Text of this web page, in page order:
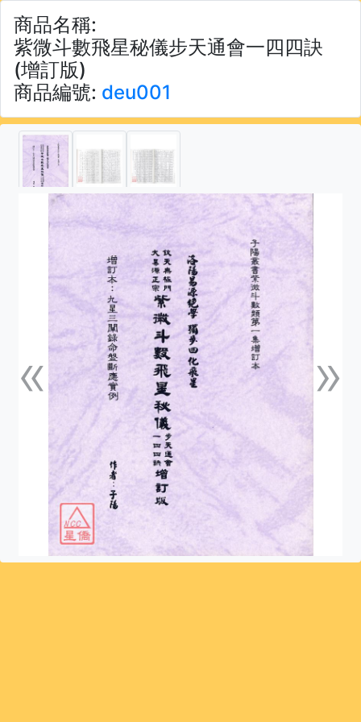
商品名稱:
紫微斗數飛星秘儀步天通會一四四訣
(增訂版)
商品編號: deu001
«上一張 »下一